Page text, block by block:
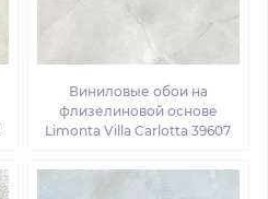
Виниловые обои на
флизелиновой основе
Limonta Villa Carlotta 39607